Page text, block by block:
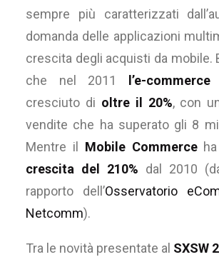
sempre più caratterizzati
domanda delle applicazioni
crescita degli acquisti da mobile.
che nel 2011
l’e-
cresciuto di oltre il 20%, con
vendite che ha superato gli 8
Mentre il Mobile Commerceha
crescita del 210% dal 2010
rapporto dell’Osservatorio
Netcomm).
Tra le novità presentate al SXSW